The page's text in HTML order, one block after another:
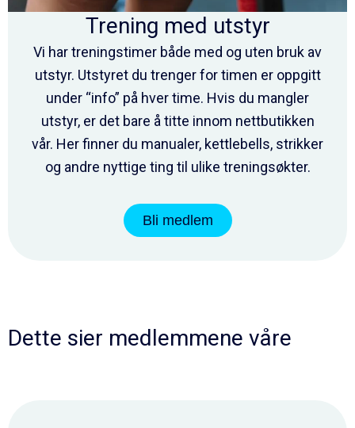
Trening med utstyr
Vi har treningstimer både med og uten bruk av
utstyr. Utstyret du trenger for timen er oppgitt
under “info” på hver time. Hvis du mangler
utstyr, er det bare å titte innom nettbutikken
vår. Her finner du manualer, kettlebells, strikker
og andre nyttige ting til ulike treningsøkter.
Bli medlem
Dette sier medlemmene våre